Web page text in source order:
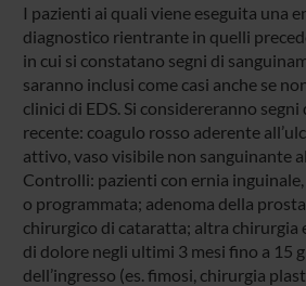
I pazienti ai quali viene eseguita una
diagnostico rientrante in quelli
in cui si constatano segni di
saranno inclusi come casi anche se
clinici di EDS. Si considereranno
recente: coagulo rosso aderente
attivo, vaso visibile non sanguinante
Controlli: pazienti con ernia
o programmata; adenoma della
chirurgico di cataratta; altra chirurgia
di dolore negli ultimi 3 mesi fino a 15
dell’ingresso (es. fimosi, chirurgia